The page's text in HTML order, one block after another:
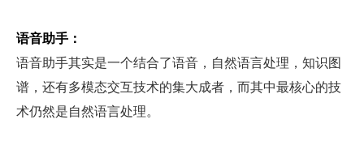
语音助手：
语音助手其实是一个结合了语音，自然语言处理，知识图
谱，还有多模态交互技术的集大成者，而其中最核心的技
术仍然是自然语言处理。